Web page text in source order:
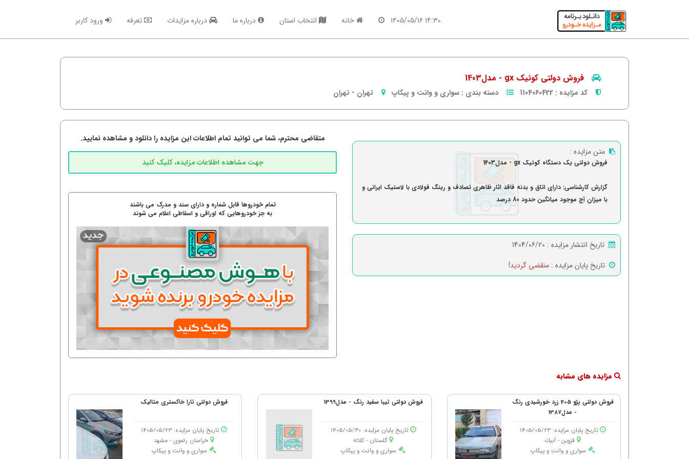
۱۴:۳۰ ۱۴۰۵/۰۵/۱۶ خانه انتخاب استان درباره ما درباره مزایدات تعرفه ورود کاربر
فروش دولتی کوئیک gx - مدل1403
کد مزایده : 1104060422 دسته بندی : سواری و وانت و پیکاپ تهران - تهران
متن مزایده :
فروش دولتی یک دستگاه کوئیک gx - مدل1403
گزارش کارشناسی: دارای اتاق و بدنه فاقد اثار ظاهری تصادف و رینگ فولادی با لاستیک ایرانی و
با میزان آج موجود میانگین حدود 80 درصد
تاریخ انتشار مزایده : 1404/06/20
تاریخ پایان مزایده : منقضی گردید!
متقاضی محترم، شما می توانید تمام اطلاعات این مزایده را دانلود و مشاهده نمایید.
تمام خودروها قابل شماره و دارای سند و مدرک می باشند
به جز خودروهایی که اوراقی و اسقاطی اعلام می شوند
مزایده های مشابه
فروش دولتی پژو 405 زرد خورشیدی رنگ
- مدل1387
تاریخ پایان مزایده: 1405/05/23
قزوین - آبیك
سواری و وانت و پیکاپ
فروش دولتی تیبا سفید رنگ - مدل1399
تاریخ پایان مزایده: 1405/05/30
گلستان - كلاله
سواری و وانت و پیکاپ
فروش دولتی تارا خاکستری متالیک
تاریخ پایان مزایده: 1405/05/23
خراسان رضوی - مشهد
سواری و وانت و پیکاپ